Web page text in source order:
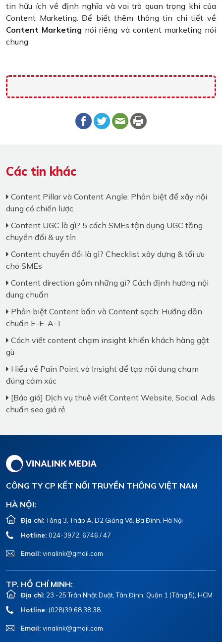
tin hữu ích về định nghĩa và vai trò quan trọng khi của
Content Marketing. Để biết thêm thông tin chi tiết về
Content Marketing nói riêng và content marketing nói
chung
Các tin khác
Content Pillar và Content Angle: Phân biệt để xây nội
dung có chiến lược
Content UGC là gì? 5 cách SMEs tận dụng UGC tăng
chuyển đổi & uy tín
Content chuyển đổi là gì? Checklist xây dựng & tối ưu
cho SMEs
Content direction gồm những gì? Cách định hướng nội
dung chuẩn
Phân biệt Content bẩn và Content sạch: Hướng dẫn
chuẩn E-E-A-T
Cách viết content chạm insight khiến khách hàng gật
gù
Hiểu về Pain Point và Insight để tạo nội dung chạm
đúng cảm xúc
[Báo giá] Dịch vụ thuê viết Content Website, Social, Ads
chuẩn seo giá rẻ
CÔNG TY CP KẾT NỐI TRUYỀN THÔNG VIỆT NAM
HÀ NỘI:
Địa chỉ:Tầng 3, Tháp A, D2 Giảng Võ, Ba Đình, Hà Nội
Hotline: 024-3972. 6746 / 47
Email: vinalink@gmail.com
TP. HỒ CHÍ MINH:
Địa chỉ: 23 -25 Trần Nhật Duật, Tân Định, Quận 1 (Tầng 5), HCM
Hotline: (028)39.68.38.38
Email: vinalink@gmail.com